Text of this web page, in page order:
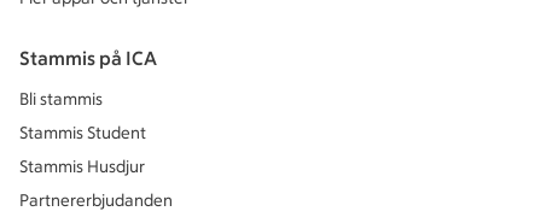
Stammis på ICA
Bli stammis
Stammis Student
Stammis Husdjur
Partnererbjudanden